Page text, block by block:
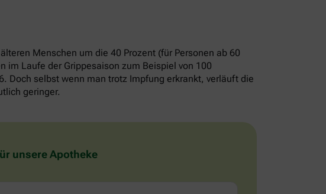
Menschen um die 40 Prozent (für Personen ab 60
im Laufe der Grippesaison zum Beispiel von 100
Doch selbst wenn man trotz Impfung erkrankt, verläuft die
geringer.
unsere Apotheke